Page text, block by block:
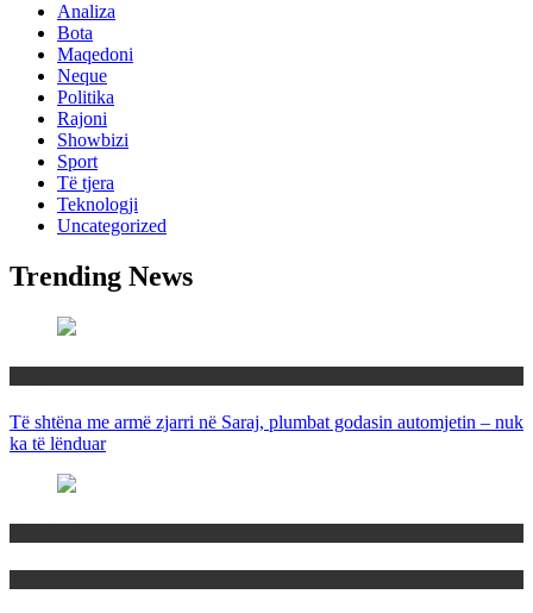
Analiza
Bota
Maqedoni
Neque
Politika
Rajoni
Showbizi
Sport
Të tjera
Teknologji
Uncategorized
Trending News
Të shtëna me armë zjarri në Saraj, plumbat godasin automjetin – nuk
ka të lënduar